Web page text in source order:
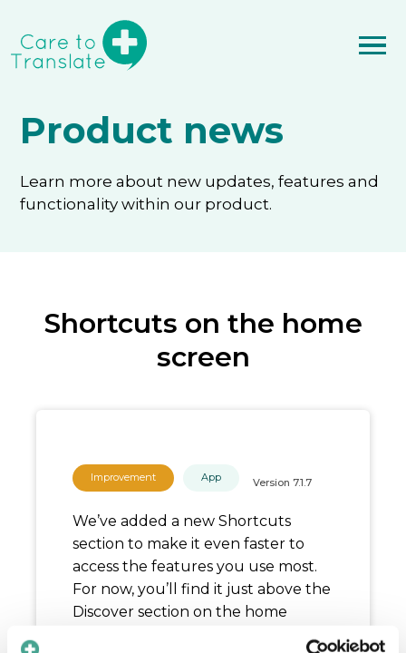
Product news
Learn more about new updates, features and
functionality within our product.
Shortcuts on the home
screen
Improvement App Version 7.1.7
We’ve added a new Shortcuts
section to make it even faster to
access the features you use most.
For now, you’ll find it just above the
Discover section on the home